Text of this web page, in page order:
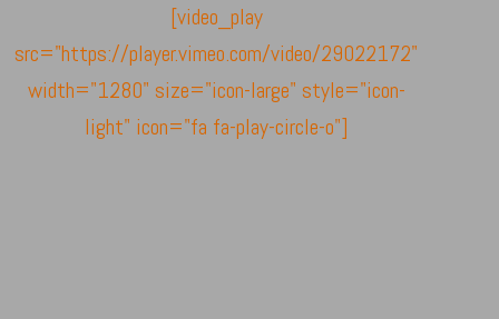
[video_play
src="https://player.vimeo.com/video/29022172"
width="1280" size="icon-large" style="icon-
light" icon="fa fa-play-circle-o"]